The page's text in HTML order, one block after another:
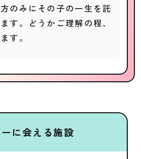
のみにその子の一生を託
す。どうかご理解の程、
す。
に会える施設